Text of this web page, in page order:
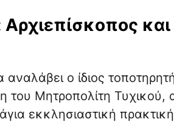
και
ο ίδιος
Μητροπολίτη Τυχικού,
εκκλησιαστική